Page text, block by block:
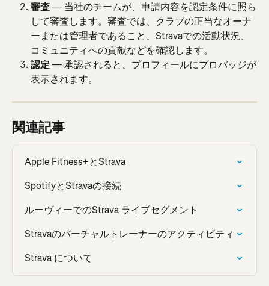
審査 — 当社のチームが、申請内容を認定条件に照ら
して審査します。審査では、クラブの正当なオーナ
ーまたは管理者であること、Stravaでの活動状況、
コミュニティへの貢献などを確認します。
認定 — 承認されると、プロフィールにプロバッジが
表示されます。
関連記事
Apple Fitness+とStrava
SpotifyとStravaの接続
ルーヴィーでのStrava ライブセグメント
Stravaのバーチャルトレーナーのアクティビティ
Strava について